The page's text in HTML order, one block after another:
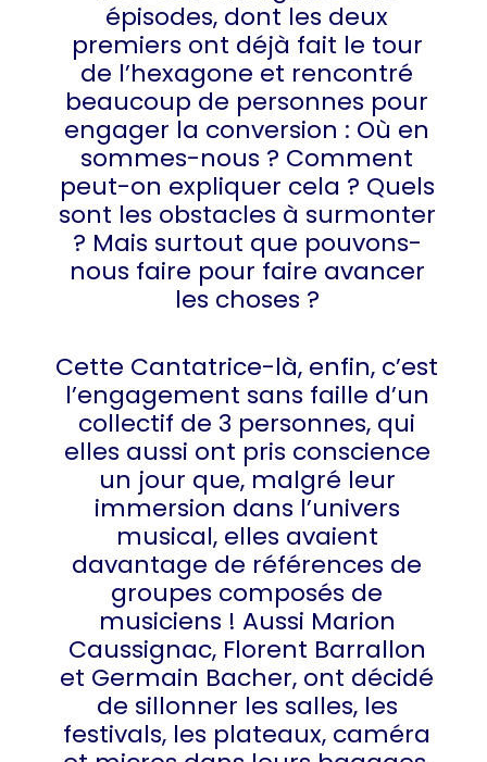
épisodes, dont les deux
premiers ont déjà fait le tour
de l’hexagone et rencontré
beaucoup de personnes pour
engager la conversion : Où en
sommes-nous ? Comment
peut-on expliquer cela ? Quels
sont les obstacles à surmonter
? Mais surtout que pouvons-
nous faire pour faire avancer
les choses ?
Cette Cantatrice-là, enfin, c’est
l’engagement sans faille d’un
collectif de 3 personnes, qui
elles aussi ont pris conscience
un jour que, malgré leur
immersion dans l’univers
musical, elles avaient
davantage de références de
groupes composés de
musiciens ! Aussi Marion
Caussignac, Florent Barrallon
et Germain Bacher, ont décidé
de sillonner les salles, les
festivals, les plateaux, caméra